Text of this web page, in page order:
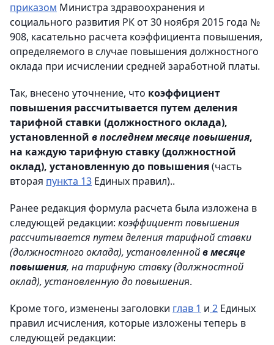
приказом Министра здравоохранения и
социального развития РК от 30 ноября 2015 года №
908, касательно расчета коэффициента повышения,
определяемого в случае повышения должностного
оклада при исчислении средней заработной платы.
Так, внесено уточнение, что коэффициент
повышения рассчитывается путем деления
тарифной ставки (должностного оклада),
установленной в последнем месяце повышения,
на каждую тарифную ставку (должностной
оклад), установленную до повышения(часть
вторая пункта 13 Единых правил)..
Ранее редакция формула расчета была изложена в
следующей редакции: коэффициент повышения
рассчитывается путем деления тарифной ставки
(должностного оклада), установленнойв месяце
повышения, на тарифную ставку (должностной
оклад), установленную до повышения.
Кроме того, изменены заголовки глав 1 и 2 Единых
правил исчисления, которые изложены теперь в
следующей редакции: